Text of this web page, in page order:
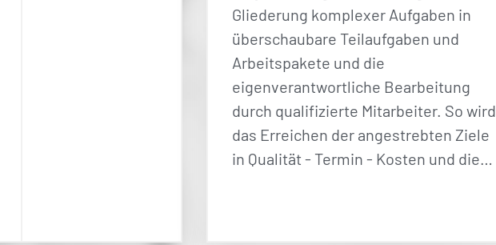
Gliederung komplexer Aufgaben in
überschaubare Teilaufgaben und
Arbeitspakete und die
eigenverantwortliche Bearbeitung
durch qualifizierte Mitarbeiter. So wird
das Erreichen der angestrebten Ziele
in Qualität - Termin - Kosten und die…